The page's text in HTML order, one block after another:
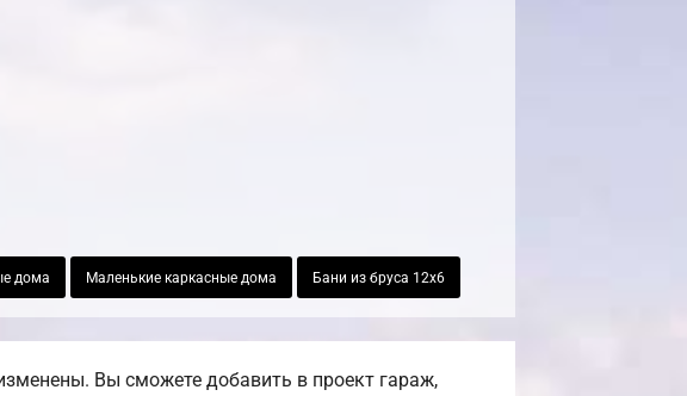
дома Маленькие каркасные дома Бани из бруса 12х6
Вы сможете добавить в проект гараж,